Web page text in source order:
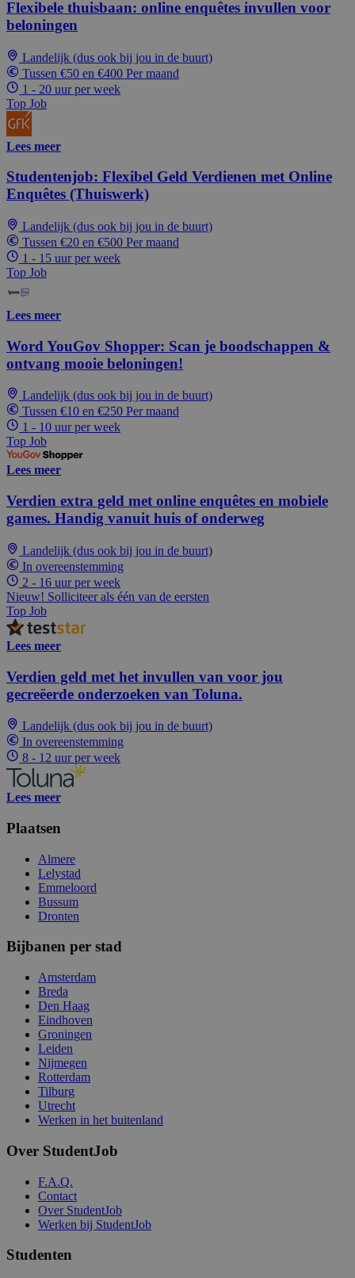
Flexibele thuisbaan: online enquêtes invullen voor
beloningen
Landelijk (dus ook bij jou in de buurt)
Tussen €50 en €400 Per maand
1 - 20 uur per week
Top Job
Lees meer
Studentenjob: Flexibel Geld Verdienen met Online
Enquêtes (Thuiswerk)
Landelijk (dus ook bij jou in de buurt)
Tussen €20 en €500 Per maand
1 - 15 uur per week
Top Job
Lees meer
Word YouGov Shopper: Scan je boodschappen &
ontvang mooie beloningen!
Landelijk (dus ook bij jou in de buurt)
Tussen €10 en €250 Per maand
1 - 10 uur per week
Top Job
Lees meer
Verdien extra geld met online enquêtes en mobiele
games. Handig vanuit huis of onderweg
Landelijk (dus ook bij jou in de buurt)
In overeenstemming
2 - 16 uur per week
Nieuw! Solliciteer als één van de eersten
Top Job
Lees meer
Verdien geld met het invullen van voor jou
gecreëerde onderzoeken van Toluna.
Landelijk (dus ook bij jou in de buurt)
In overeenstemming
8 - 12 uur per week
Lees meer
Plaatsen
Almere
Lelystad
Emmeloord
Bussum
Dronten
Bijbanen per stad
Amsterdam
Breda
Den Haag
Eindhoven
Groningen
Leiden
Nijmegen
Rotterdam
Tilburg
Utrecht
Werken in het buitenland
Over StudentJob
F.A.Q.
Contact
Over StudentJob
Werken bij StudentJob
Studenten